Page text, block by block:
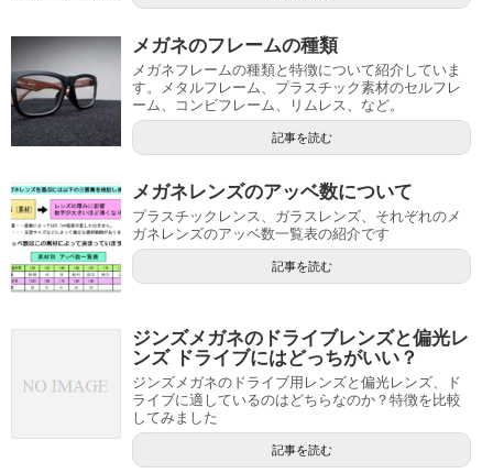
メガネのフレームの種類
メガネフレームの種類と特徴について紹介していま
す。メタルフレーム、プラスチック素材のセルフレ
ーム、コンビフレーム、リムレス、など。
記事を読む
メガネレンズのアッベ数について
プラスチックレンス、ガラスレンズ、それぞれのメ
ガネレンズのアッベ数一覧表の紹介です
記事を読む
ジンズメガネのドライブレンズと偏光レ
ンズ ドライブにはどっちがいい？
ジンズメガネのドライブ用レンズと偏光レンズ、ド
ライブに適しているのはどちらなのか？特徴を比較
してみました
記事を読む